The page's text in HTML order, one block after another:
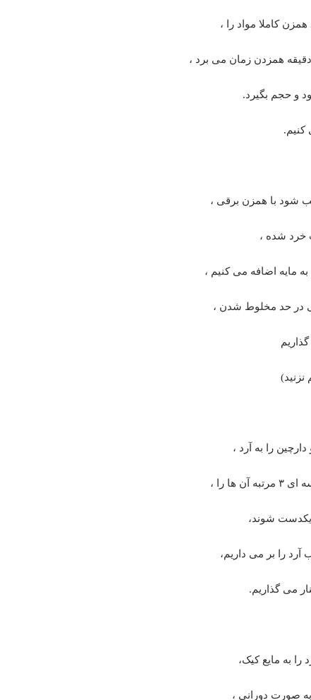
کاملا مواد را ،
و حجم بگیرد.
کنیم.
شود با همزن برقی ،
خرد شده ،
مایه اضافه می کنیم ،
در حد مخلوط شدن ،
نزنید)
را به آرد ،
ها را ،
یکدست شوند،
می گذاریم.
صورت دورانی ،